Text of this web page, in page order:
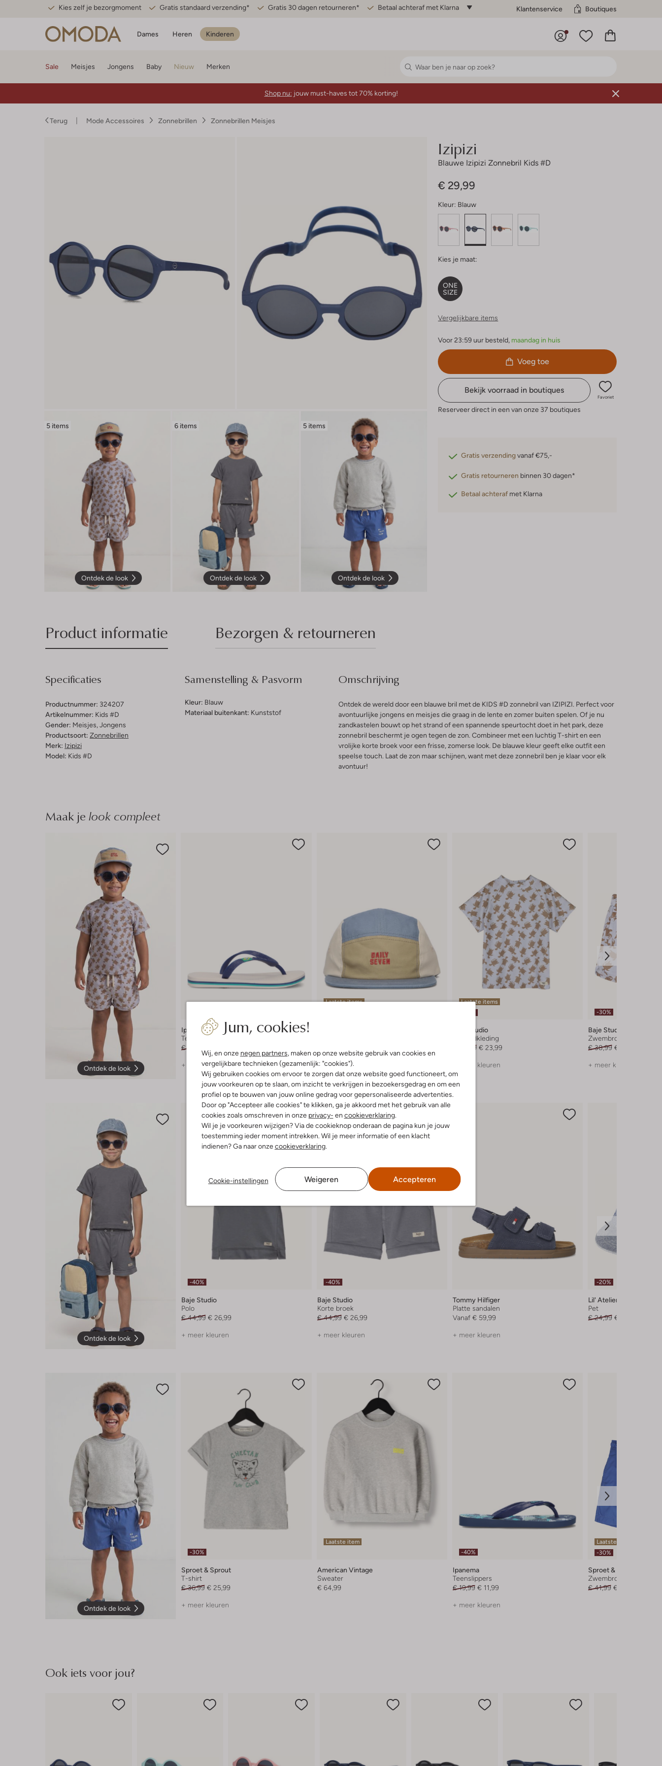
Kies zelf je bezorgmoment Gratis standaard verzending* Gratis 30 dagen retourneren* Betaal achteraf met Klarna Klantenservice Boutiques
Dames Heren Kinderen
Jum, cookies!
Wij, en onze negen partners, maken op onze website gebruik van cookies en
vergelijkbare technieken (gezamenlijk: "cookies").
Wij gebruiken cookies om ervoor te zorgen dat onze website goed functioneert, om
jouw voorkeuren op te slaan, om inzicht te verkrijgen in bezoekersgedrag en om een
profiel op te bouwen van jouw online gedrag voor gepersonaliseerde advertenties.
Door op "Accepteer alle cookies" te klikken, ga je akkoord met het gebruik van alle
cookies zoals omschreven in onze privacy- en cookieverklaring.
Wil je je voorkeuren wijzigen? Via de cookieknop onderaan de pagina kun je jouw
toestemming ieder moment intrekken. Wil je meer informatie of een klacht
indienen? Ga naar onzecookieverklaring.
Cookie-instellingen Weigeren Accepteren
Sale Meisjes Jongens Baby Nieuw Merken
Shop nu: jouw must-haves tot 70% korting!
Terug Mode Accessoires Zonnebrillen Zonnebrillen Meisjes
5 items
Ontdek de look
6 items
Ontdek de look
5 items
Ontdek de look
Izipizi
Blauwe Izipizi Zonnebril Kids #d
€ 29,99
Kleur: Blauw
Kies je maat:
ONE
SIZE
Vergelijkbare items
Voor 23:59 uur besteld, maandag in huis
Voeg toe
Bekijk voorraad in boutiques
Favoriet
Reserveer direct in een van onze 37 boutiques
Gratis verzendingvanaf €75,-
Gratis retourneren binnen 30 dagen*
Betaal achteraf met Klarna
Product informatie Bezorgen & retourneren
Specificaties
Productnummer: 324207
Artikelnummer: Kids #d
Gender: Meisjes, Jongens
Productsoort: Zonnebrillen
Merk: Izipizi
Model: Kids #d
Samenstelling & Pasvorm
Kleur: Blauw
Materiaal buitenkant: Kunststof
Omschrijving
Ontdek de wereld door een blauwe bril met de KIDS #D zonnebril van IZIPIZI. Perfect voor
avontuurlijke jongens en meisjes die graag in de lente en zomer buiten spelen. Of je nu
zandkastelen bouwt op het strand of een spannende speurtocht doet in het park, deze
zonnebril beschermt je ogen tegen de zon. Combineer met een luchtig T-shirt en een
vrolijke korte broek voor een frisse, zomerse look. De blauwe kleur geeft elke outfit een
speelse touch. Laat de zon maar schijnen, want met deze zonnebril ben je klaar voor elk
avontuur!
Maak je look compleet
Ontdek de look
Ipanema
Teenslippers
€ 19,99
+ meer kleuren
Laatste items
Laatste items
Baje Studio
UV-badkleding
€ 34,99 € 23,99
+ meer kleuren
-30%
Baje Studio
Zwembroek
€ 38,99 € 26,99
+ meer kleuren
Ontdek de look
-40%
Baje Studio
Polo
€ 44,99 € 26,99
+ meer kleuren
-40%
Baje Studio
Korte broek
€ 44,99 € 26,99
+ meer kleuren
Tommy Hilfiger
Platte sandalen
Vanaf € 59,99
+ meer kleuren
-20%
Lil' Atelier
Pet
€ 24,99 € 19,99
Ontdek de look
-30%
Sproet & Sprout
T-shirt
€ 36,99 € 25,99
+ meer kleuren
Laatste item
American Vintage
Sweater
€ 64,99
-40%
Ipanema
Teenslippers
€ 19,99 € 11,99
+ meer kleuren
Laatste maten
-30%
Sproet & Sprout
Zwembroek
€ 41,99 € 28,99
Ook iets voor jou?